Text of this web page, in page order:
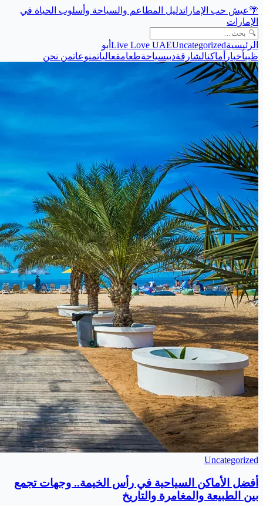
🌴عيش حب الإماراتدليل المطاعم والسياحة وأسلوب الحياة في
الإمارات
الرئيسية Live Love UAEUncategorized
أبو
ظبيأخبار أماكنالشارقةدبيسياحةطعامفعالياتمنوعاتمن نحن
Uncategorized
أفضل الأماكن السياحية في رأس الخيمة.. وجهات تجمع
بين الطبيعة والمغامرة والتاريخ